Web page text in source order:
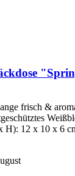
frisch &
H): 12 x 10 x 6